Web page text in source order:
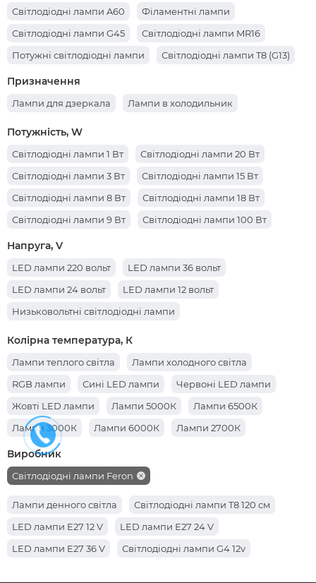
Світлодіодні лампи A60
Філаментні лампи
Світлодіодні лампи G45
Світлодіодні лампи MR16
Потужні світлодіодні лампи
Світлодіодні лампи T8 (G13)
Призначення
Лампи для дзеркала Лампи в холодильник
Потужність, W
Світлодіодні лампи 1 Вт
Світлодіодні лампи 20 Вт
Світлодіодні лампи 3 Вт
Світлодіодні лампи 15 Вт
Світлодіодні лампи 8 Вт
Світлодіодні лампи 18 Вт
Світлодіодні лампи 9 Вт
Світлодіодні лампи 100 Вт
Світлодіодні лампи 5 Вт
Світлодіодні лампи 30 Вт
Світлодіодні лампи 40 Вт
Світлодіодні лампи 7 Вт
Світлодіодні лампи 50 Вт
Світлодіодні лампи 12 Вт
Напруга, V
LED лампи 220 вольт
LED лампи 36 вольт
LED лампи 24 вольт
LED лампи 12 вольт
Низьковольтні світлодіодні лампи
Колірна температура, К
Лампи теплого світла
Лампи холодного світла
RGB лампи
Сині LED лампи
Червоні LED лампи
Жовті LED лампи
Лампи 5000К
Лампи 6500К
Лампи 3000К
Лампи 6000К
Лампи 2700К
Лампи 6400К
Виробник
Світлодіодні лампи Feron
Лампи денного світла
Світлодіодні лампи T8 120 см
LED лампи E27 12 V
LED лампи E27 24 V
LED лампи E27 36 V
Світлодіодні лампи G4 12v